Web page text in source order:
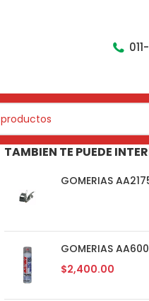
TAMBIEN TE PUEDE
GOMERIAS
GOMERIAS
$2,400.00